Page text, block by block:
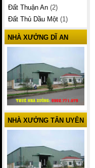
Đất Thuận An (2)
Đất Thủ Dầu Một (1)
NHÀ XƯỞNG DĨ AN
NHÀ XƯỞNG TÂN UYÊN